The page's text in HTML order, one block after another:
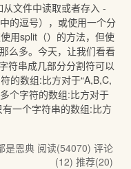
文件中读取或者存入 -
的逗号），或使用一个分
用split（）的方法，但使
么多。今天，让我们看看
符串成几部分分割符可以
的数组:比方对于“A,B,C,
多个字符的数组:比方对于
有一个字符串的数组:比方
是恩典 阅读(54070) 评论
(12) 推荐(20)